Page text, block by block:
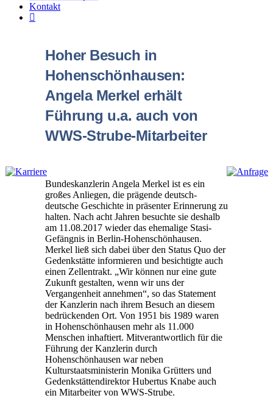
Kontakt
Hoher Besuch in
Hohenschönhausen:
Angela Merkel erhält
Führung u.a. auch von
WWS-Strube-Mitarbeiter
Bundeskanzlerin Angela Merkel ist es ein
großes Anliegen, die prägende deutsch-
deutsche Geschichte in präsenter Erinnerung zu
halten. Nach acht Jahren besuchte sie deshalb
am 11.08.2017 wieder das ehemalige Stasi-
Gefängnis in Berlin-Hohenschönhausen.
Merkel ließ sich dabei über den Status Quo der
Gedenkstätte informieren und besichtigte auch
einen Zellentrakt. „Wir können nur eine gute
Zukunft gestalten, wenn wir uns der
Vergangenheit annehmen“, so das Statement
der Kanzlerin nach ihrem Besuch an diesem
bedrückenden Ort. Von 1951 bis 1989 waren
in Hohenschönhausen mehr als 11.000
Menschen inhaftiert. Mitverantwortlich für die
Führung der Kanzlerin durch
Hohenschönhausen war neben
Kulturstaatsministerin Monika Grütters und
Gedenkstättendirektor Hubertus Knabe auch
ein Mitarbeiter von WWS-Strube.